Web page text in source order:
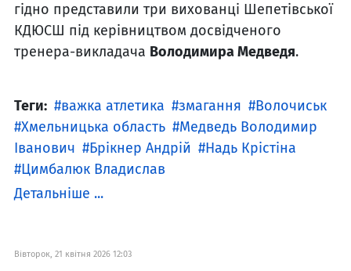
гідно представили три вихованці Шепетівської
КДЮСШ під керівництвом досвідченого
тренера-викладача Володимира Медведя.
Теги: важка атлетика змагання
Волочиськ
Хмельницька область
Медведь Володимир
Іванович
Брікнер Андрій
Надь Крістіна
Цимбалюк Владислав
Детальніше ...
Вівторок, 21 квітня 2026 12:03